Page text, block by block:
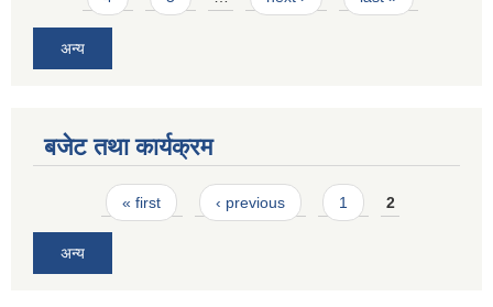
अन्य
बजेट तथा कार्यक्रम
Pages« first ‹ previous 1 2
अन्य